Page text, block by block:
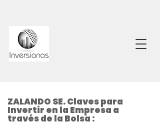
ZALANDO SE. Claves para
Invertir en la Empresa a
través de la Bolsa :